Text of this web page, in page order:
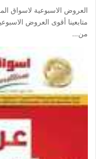
متابعينا أقوى العروض
من…